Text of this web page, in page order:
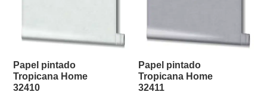
Papel pintado
Tropicana Home
32410
Papel pintado
Tropicana Home
32411